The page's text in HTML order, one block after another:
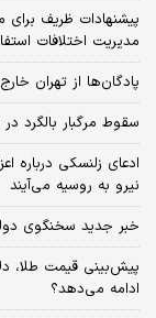
پیشنهادات ظریف برای
مدیریت اختلافات
پادگان‌ها از تهران
سقوط مرگبار بالگرد در این
نیرو به روسیه می‌آیند
خبر جدید سخنگوی
ادامه می‌دهد؟